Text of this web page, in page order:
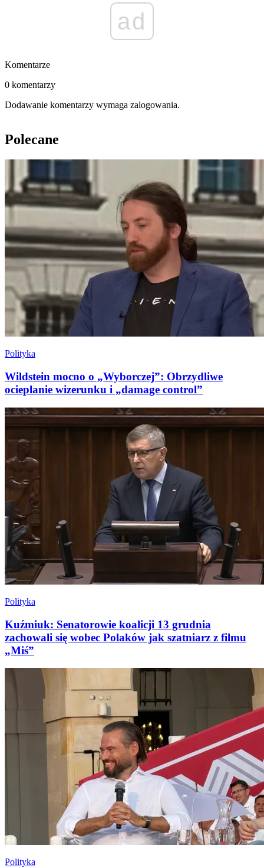
ad
Komentarze
0 komentarzy
Dodawanie komentarzy wymaga zalogowania.
Polecane
Polityka
Wildstein mocno o „Wyborczej”: Obrzydliwe
ocieplanie wizerunku i „damage control”
Polityka
Kuźmiuk: Senatorowie koalicji 13 grudnia
zachowali się wobec Polaków jak szatniarz z filmu
„Miś”
Polityka